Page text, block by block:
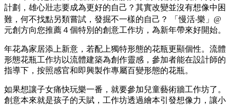
計劃，雄心壯志要成為更好的自己？其實改變並沒有想像中困
難，何不找點另類嘗試，發掘不一樣的自己？ 「慢活‧樂」@
元創方向您推薦４個特別的創意工作坊，為新年帶來好開始。
年花為家居添上新意，若配上獨特形態的花瓶更顯個性。流體
形態花瓶工作坊以流體建築為創作靈感，參加者能在設計師的
指導下，按照感官和即興製作專屬百變形態的花瓶。
如果想讓子女痛快玩樂一番，就要參加兒童藝術牆工作坊了。
創意本來就是孩子的天賦，工作坊透過繪本引發想像力，讓小